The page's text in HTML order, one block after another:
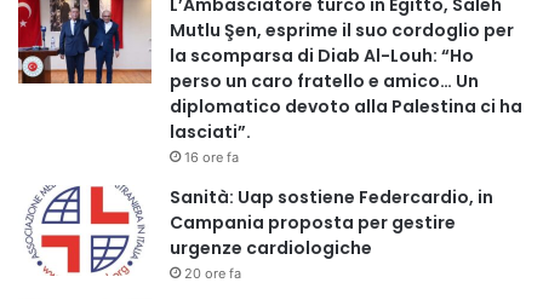
Alla luce dei contenuti emersi dalla manifestazione, le
associazioni e i movimenti analizzano e riflettono sul
significato della mobilitazione.
La rete associativa ha partecipato alla manifestazione con
un ruolo attivo sia sul piano organizzativo sia su quello dei
contenuti, contribuendo al confronto pubblico sui temi
della sostenibilità del sistema sanitario, della
valorizzazione dei professionisti e della necessità di
L’Ambasciatore turco in Egitto, Saleh
Mutlu Şen, esprime il suo cordoglio per
la scomparsa di Diab Al-Louh: “Ho
perso un caro fratello e amico… Un
diplomatico devoto alla Palestina ci ha
lasciati”.
16 ore fa
Sanità: Uap sostiene Federcardio, in
Campania proposta per gestire
urgenze cardiologiche
20 ore fa